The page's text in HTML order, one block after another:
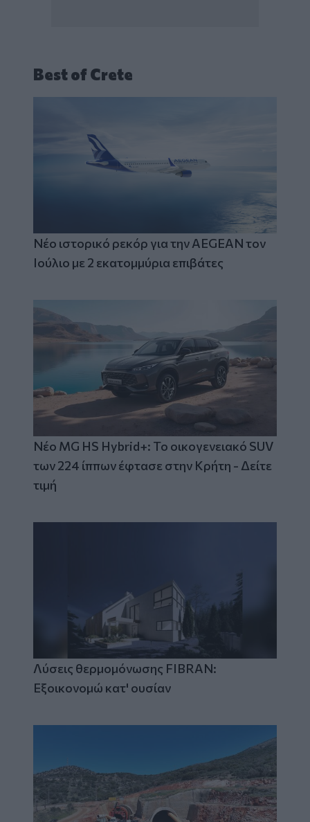
Best of Crete
Νέο ιστορικό ρεκόρ για την AEGEAN τον
Ιούλιο με 2 εκατομμύρια επιβάτες
Νέο MG HS Hybrid+: Το οικογενειακό SUV
των 224 ίππων έφτασε στην Κρήτη - Δείτε
τιμή
Λύσεις θερμομόνωσης FIBRAN:
Εξοικονομώ κατ' ουσίαν